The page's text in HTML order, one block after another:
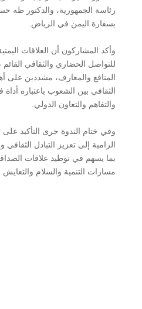
رئاسة الجمهورية، والدكتور طه
بسفارة اليمن في الرياض.
وأكد المشاركون أن العلاقات
للتواصل الحضاري والثقافي القائم
المنافع والمعارف، مشددين على
الثقافي بين الشعوب باعتباره
والتفاهم والتعاون الدولي.
وفي ختام الندوة جرى التأكيد على
الرامية إلى تعزيز التبادل
بما يسهم في توطيد علاقات
مسارات التنمية والسلام